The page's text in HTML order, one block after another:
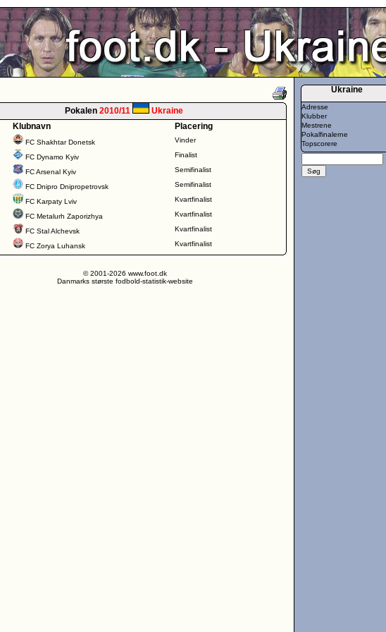
Pokalen2010/11
Ukraine
Klubnavn Placering
FC Shakhtar Donetsk
Vinder
FC Dynamo Kyiv
Finalist
FC Arsenal Kyiv
Semifinalist
FC Dnipro Dnipropetrovsk
Semifinalist
FC Karpaty Lviv
Kvartfinalist
FC Metalurh Zaporizhya
Kvartfinalist
FC Stal Alchevsk
Kvartfinalist
FC Zorya Luhansk Kvartfinalist
© 2001-2026 www.foot.dk
Danmarks største fodbold-statistik-website
Ukraine
Adresse
Klubber
Mestrene
Pokalfinalerne
Topscorere